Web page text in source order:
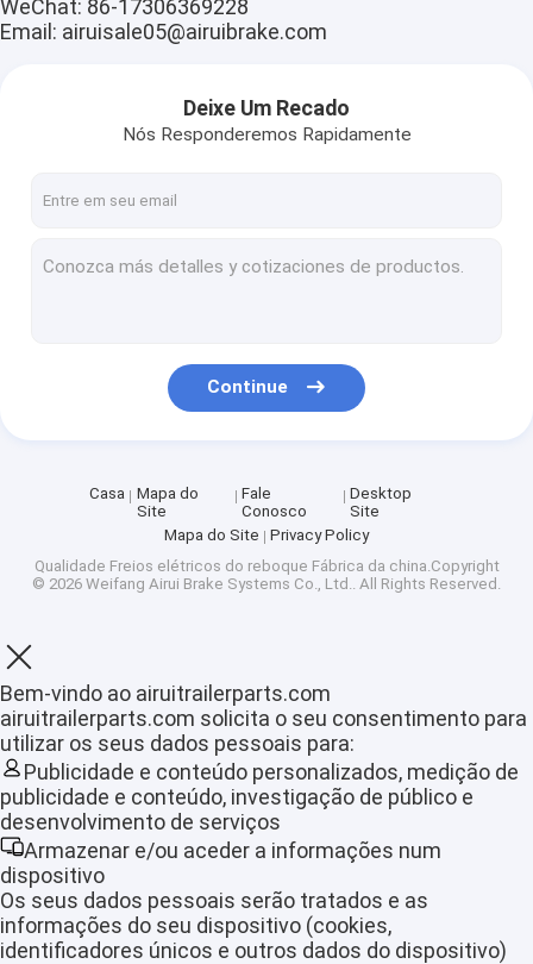
WeChat: 86-17306369228
Email: airuisale05@airuibrake.com
Deixe Um Recado
Nós Responderemos Rapidamente
Continue
Casa
Mapa do
Site
Fale
Conosco
Desktop
Site
Mapa do Site
Privacy Policy
Qualidade Freios elétricos do reboque Fábrica da china.Copyright
© 2026 Weifang Airui Brake Systems Co., Ltd.. All Rights Reserved.
Bem-vindo ao airuitrailerparts.com
airuitrailerparts.com solicita o seu consentimento para
utilizar os seus dados pessoais para:
Publicidade e conteúdo personalizados, medição de
publicidade e conteúdo, investigação de público e
desenvolvimento de serviços
Armazenar e/ou aceder a informações num
dispositivo
Os seus dados pessoais serão tratados e as
informações do seu dispositivo (cookies,
identificadores únicos e outros dados do dispositivo)